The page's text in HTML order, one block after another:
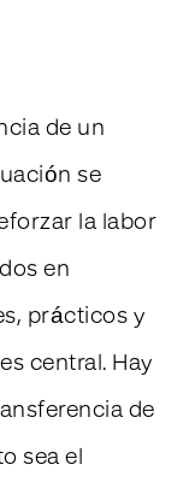
de un
se
la labor
en
prácticos y
central. Hay
de
sea el